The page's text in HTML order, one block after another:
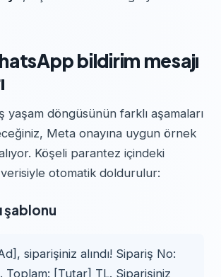
bildirim mesajı
yaşam döngüsünün farklı aşamaları
Meta onayına uygun örnek
Köşeli parantez içindeki
otomatik doldurulur:
şablonu
siparişiniz alındı! Sipariş No:
Toplam: [Tutar] TL. Siparişiniz